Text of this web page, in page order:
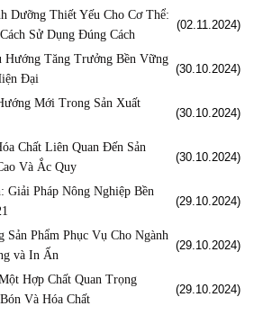
Dưỡng Thiết Yếu Cho Cơ Thể:
Sử Dụng Đúng Cách
(02.11.2024)
Hướng Tăng Trưởng Bền Vững
Đại
(30.10.2024)
Mới Trong Sản Xuất
(30.10.2024)
Chất Liên Quan Đến Sản
Và Ắc Quy
(30.10.2024)
Giải Pháp Nông Nghiệp Bền
(29.10.2024)
Phẩm Phục Vụ Cho Ngành
và In Ấn
(29.10.2024)
Hợp Chất Quan Trọng
Và Hóa Chất
(29.10.2024)